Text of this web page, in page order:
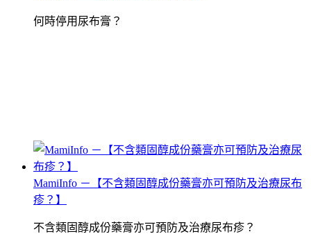
何時停用尿布膏？
MamiInfo －【不含類固醇成份藥膏亦可預防及治療尿布
疹？】
不含類固醇成份藥膏亦可預防及治療尿布疹？